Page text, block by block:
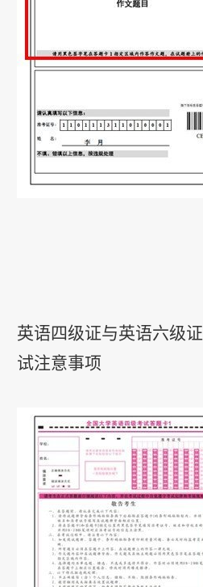
英语四级证与英语六级证
试注意事项